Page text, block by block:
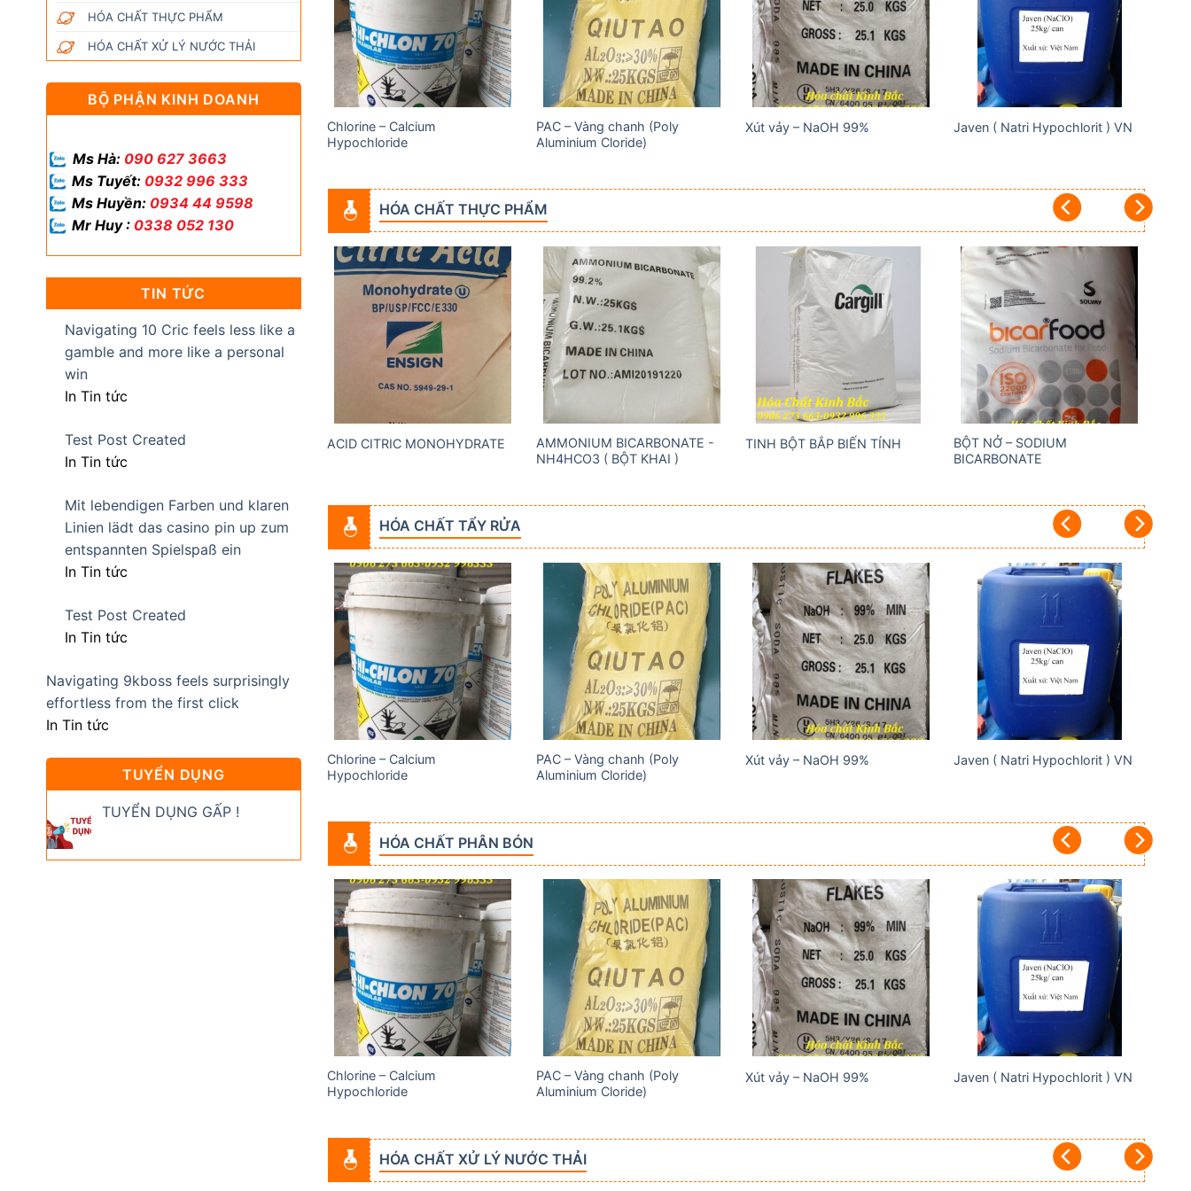
HÓA CHẤT THỰC PHẨM
HÓA CHẤT XỬ LÝ NƯỚC THẢI
BỘ PHẬN KINH DOANH
Ms Hà: 090 627 3663
Ms Tuyết: 0932 996 333
Ms Huyền: 0934 44 9598
Mr Huy : 0338 052 130
TIN TỨC
Navigating 10 Cric feels less like a
gamble and more like a personal
win
In Tin tức
Test Post Created
In Tin tức
Mit lebendigen Farben und klaren
Linien lädt das casino pin up zum
entspannten Spielspaß ein
In Tin tức
Test Post Created
In Tin tức
Navigating 9kboss feels surprisingly
effortless from the first click
In Tin tức
TUYỂN DỤNG
TUYỂN DỤNG GẤP !
wishlist
Chlorine – Calcium
Hypochloride
wishlist
PAC – Vàng chanh (Poly
Aluminium Cloride)
wishlist
Xút vảy – NaOH 99%
wishlist
Javen ( Natri Hypochlorit ) VN
HÓA CHẤT THỰC PHẨM
ACID CITRIC MONOHYDRATE
Add to
wishlist
AMMONIUM BICARBONATE -
NH4HCO3 ( BỘT KHAI )
Add to
wishlist
TINH BỘT BẮP BIẾN TÍNH
Add to
wishlist
BỘT NỞ – SODIUM
BICARBONATE
Add to
wishlist
KHIẾT ẤN ĐỘ
Add to
wishlist
SODIUM METABISULFIT
HÓA CHẤT TẨY RỬA
Add to
wishlist
Chlorine – Calcium
Hypochloride
Add to
wishlist
PAC – Vàng chanh (Poly
Aluminium Cloride)
Add to
wishlist
Xút vảy – NaOH 99%
Add to
wishlist
Javen ( Natri Hypochlorit ) VN
Add to
wishlist
Acid Acetic (Axit Cacbocylic)
HÓA CHẤT PHÂN BÓN
Add to
wishlist
Chlorine – Calcium
Hypochloride
Add to
wishlist
PAC – Vàng chanh (Poly
Aluminium Cloride)
Add to
wishlist
Xút vảy – NaOH 99%
Add to
wishlist
Javen ( Natri Hypochlorit ) VN
HÓA CHẤT XỬ LÝ NƯỚC THẢI